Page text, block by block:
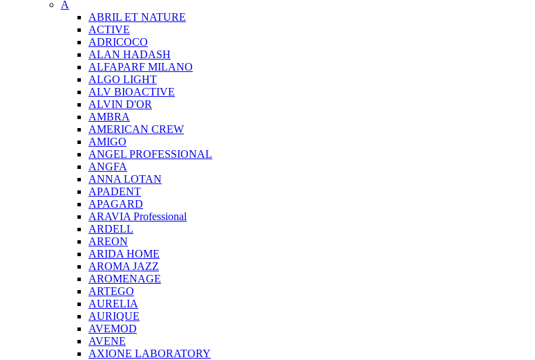
A
ABRIL ET NATURE
ACTIVE
ADRICOCO
ALAN HADASH
ALFAPARF MILANO
ALGO LIGHT
ALV BIOACTIVE
ALVIN D'OR
AMBRA
AMERICAN CREW
AMIGO
ANGEL PROFESSIONAL
ANGFA
ANNA LOTAN
APADENT
APAGARD
ARAVIA Professional
ARDELL
AREON
ARIDA HOME
AROMA JAZZ
AROMENAGE
ARTEGO
AURELIA
AURIQUE
AVEMOD
AVENE
AXIONE LABORATORY